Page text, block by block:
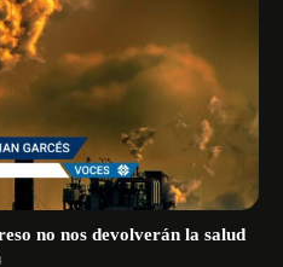
no nos devolverán la salud